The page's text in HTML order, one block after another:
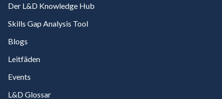
Der L&D Knowledge Hub
Skills Gap Analysis Tool
Blogs
Leitfäden
Events
L&D Glossar